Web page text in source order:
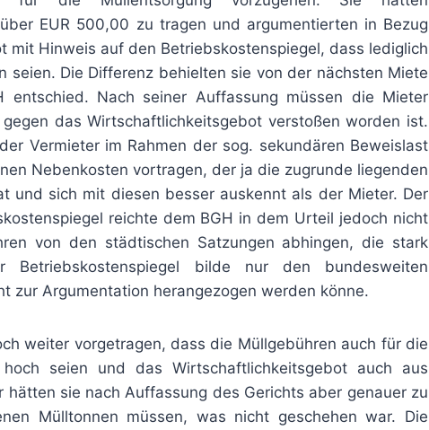
EUR 500,00 zu tragen und argumentierten in Bezug
mit Hinweis auf den Betriebskostenspiegel, dass lediglich
seien. Die Differenz behielten sie von der nächsten Miete
Nach seiner Auffassung müssen die Mieter
das Wirtschaftlichkeitsgebot verstoßen worden ist.
Vermieter im Rahmen der sog. sekundären Beweislast
Nebenkosten vortragen, der ja die zugrunde liegenden
und sich mit diesen besser auskennt als der Mieter. Der
reichte dem BGH in dem Urteil jedoch nicht
von den städtischen Satzungen abhingen, die stark
Betriebskostenspiegel bilde nur den bundesweiten
zur Argumentation herangezogen werden könne.
weiter vorgetragen, dass die Müllgebühren auch für die
seien und das Wirtschaftlichkeitsgebot auch aus
hätten sie nach Auffassung des Gerichts aber genauer zu
Mülltonnen müssen, was nicht geschehen war. Die